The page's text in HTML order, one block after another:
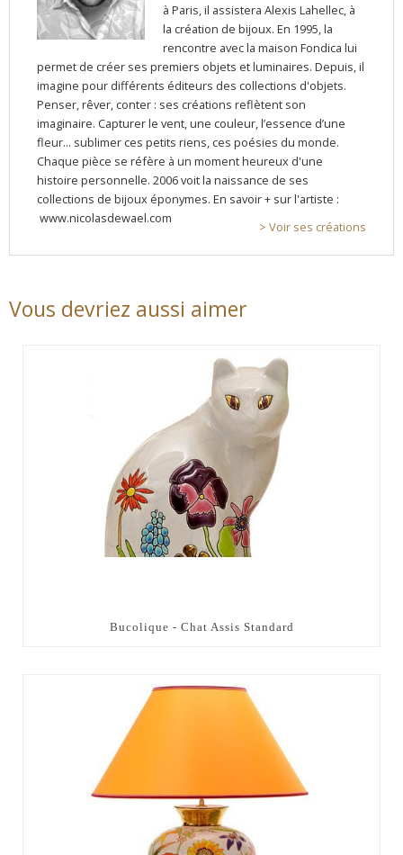
à Paris, il assistera Alexis Lahellec, à
la création de bijoux. En 1995, la
rencontre avec la maison Fondica lui
permet de créer ses premiers objets et luminaires. Depuis, il
imagine pour différents éditeurs des collections d'objets.
Penser, rêver, conter : ses créations reflètent son
imaginaire. Capturer le vent, une couleur, l’essence d’une
fleur... sublimer ces petits riens, ces poésies du monde.
Chaque pièce se réfère à un moment heureux d'une
histoire personnelle. 2006 voit la naissance de ses
collections de bijoux éponymes. En savoir + sur l'artiste :
www.nicolasdewael.com
> Voir ses créations
Vous devriez aussi aimer
Bucolique - Chat Assis Standard